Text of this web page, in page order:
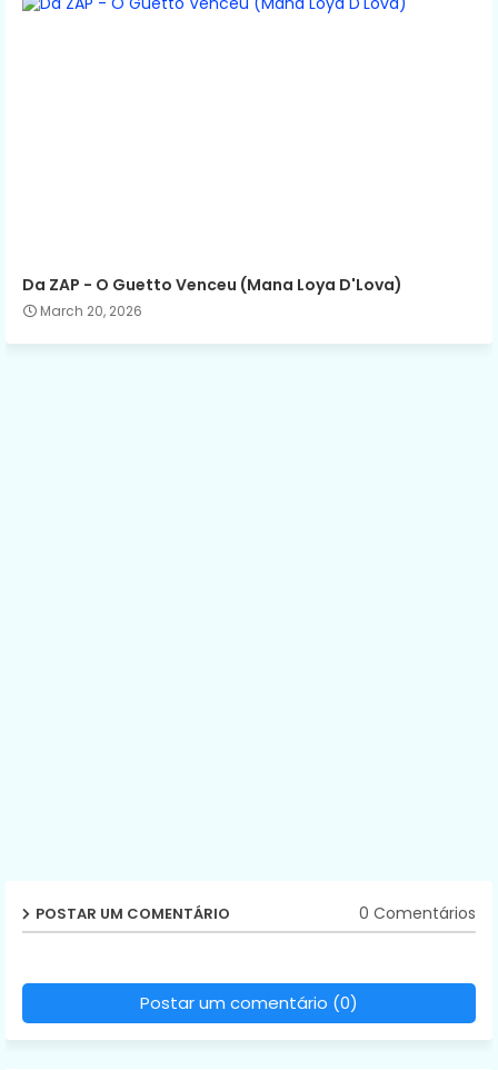
Da ZAP - O Guetto Venceu (Mana Loya D'Lova)
March 20, 2026
POSTAR UM COMENTÁRIO 0 Comentários
Postar um comentário (0)